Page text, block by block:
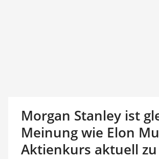
Morgan Stanley ist
Meinung wie Elon
Aktienkurs aktuell